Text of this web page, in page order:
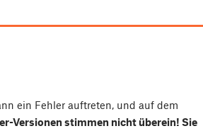
ein Fehler auftreten, und auf dem
Versionen stimmen nicht überein! Sie